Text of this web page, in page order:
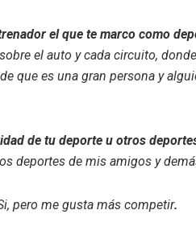
el que te marco como
el auto y cada circuito,
que es una gran persona y
de tu deporte u otros
deportes de mis amigos y
pero me gusta más competir.